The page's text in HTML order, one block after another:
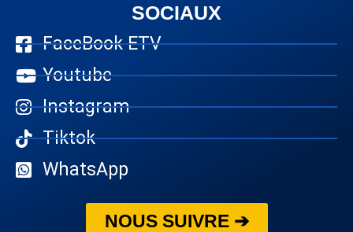
SOCIAUX
FaceBook ETV
Youtube
Instagram
Tiktok
WhatsApp
NOUS SUIVRE ➔